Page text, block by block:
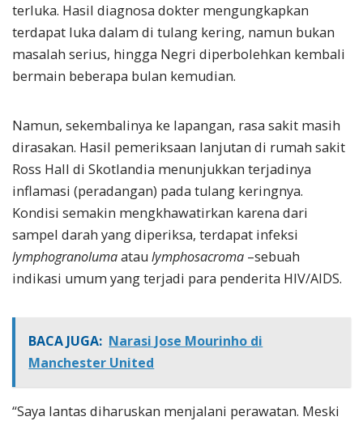
terluka. Hasil diagnosa dokter mengungkapkan
terdapat luka dalam di tulang kering, namun bukan
masalah serius, hingga Negri diperbolehkan kembali
bermain beberapa bulan kemudian.
Namun, sekembalinya ke lapangan, rasa sakit masih
dirasakan. Hasil pemeriksaan lanjutan di rumah sakit
Ross Hall di Skotlandia menunjukkan terjadinya
inflamasi (peradangan) pada tulang keringnya.
Kondisi semakin mengkhawatirkan karena dari
sampel darah yang diperiksa, terdapat infeksi
lymphogranolumaatau lymphosacroma –sebuah
indikasi umum yang terjadi para penderita HIV/AIDS.
BACA JUGA: Narasi Jose Mourinho di
Manchester United
“Saya lantas diharuskan menjalani perawatan. Meski